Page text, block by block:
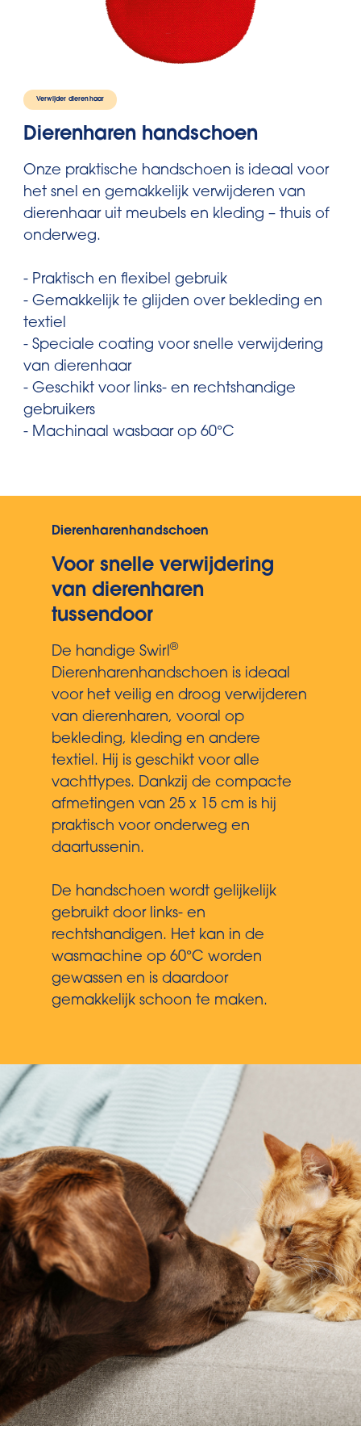
Verwijder dierenhaar
Dierenharen handschoen
Onze praktische handschoen is ideaal voor
het snel en gemakkelijk verwijderen van
dierenhaar uit meubels en kleding – thuis of
onderweg.
- Praktisch en flexibel gebruik
- Gemakkelijk te glijden over bekleding en
textiel
- Speciale coating voor snelle verwijdering
van dierenhaar
- Geschikt voor links- en rechtshandige
gebruikers
- Machinaal wasbaar op 60°C
Dierenharenhandschoen
Voor snelle verwijdering
van dierenharen
tussendoor
De handige Swirl®
Dierenharenhandschoen is ideaal
voor het veilig en droog verwijderen
van dierenharen, vooral op
bekleding, kleding en andere
textiel. Hij is geschikt voor alle
vachttypes. Dankzij de compacte
afmetingen van 25 x 15 cm is hij
praktisch voor onderweg en
daartussenin.
De handschoen wordt gelijkelijk
gebruikt door links- en
rechtshandigen. Het kan in de
wasmachine op 60°C worden
gewassen en is daardoor
gemakkelijk schoon te maken.